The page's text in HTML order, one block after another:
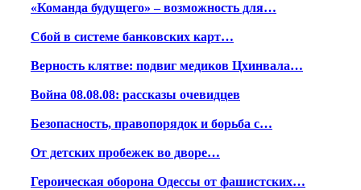
«Команда будущего» – возможность для…
Сбой в системе банковских карт…
Верность клятве: подвиг медиков Цхинвала…
Война 08.08.08: рассказы очевидцев
Безопасность, правопорядок и борьба с…
От детских пробежек во дворе…
Героическая оборона Одессы от фашистских…